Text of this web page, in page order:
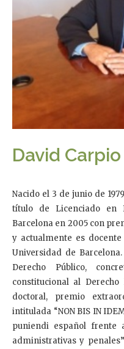
David
Nacido el 3 de junio de
título de Licenciado en
Barcelona en 2005 con
y actualmente es
Universidad de
Derecho Público,
constitucional al
doctoral, premio
intitulada “NON BIS IN
puniendi español frente
administrativas y